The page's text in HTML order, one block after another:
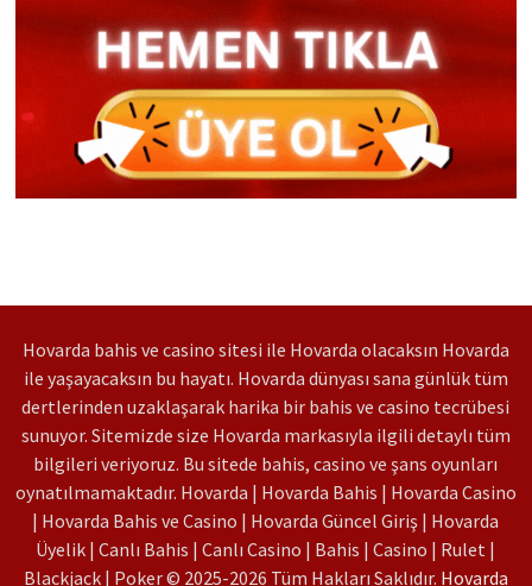
Hovarda bahis ve casino sitesi ile Hovarda olacaksın Hovarda
ile yaşayacaksın bu hayatı. Hovarda dünyası sana günlük tüm
dertlerinden uzaklaşarak harika bir bahis ve casino tecrübesi
sunuyor. Sitemizde size Hovarda markasıyla ilgili detaylı tüm
bilgileri veriyoruz. Bu sitede bahis, casino ve şans oyunları
oynatılmamaktadır. Hovarda | Hovarda Bahis | Hovarda Casino
| Hovarda Bahis ve Casino | Hovarda Güncel Giriş | Hovarda
Üyelik | Canlı Bahis | Canlı Casino | Bahis | Casino | Rulet |
Blackjack | Poker © 2025-2026 Tüm Hakları Saklıdır. Hovarda